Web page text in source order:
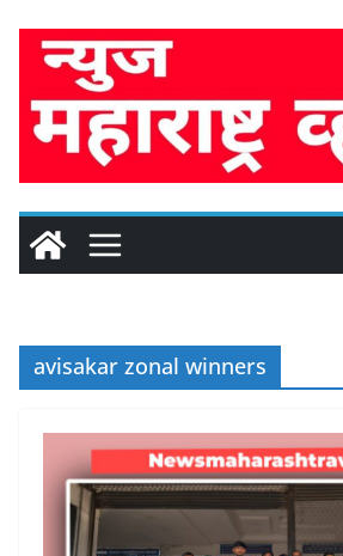
avisakar zonal winners